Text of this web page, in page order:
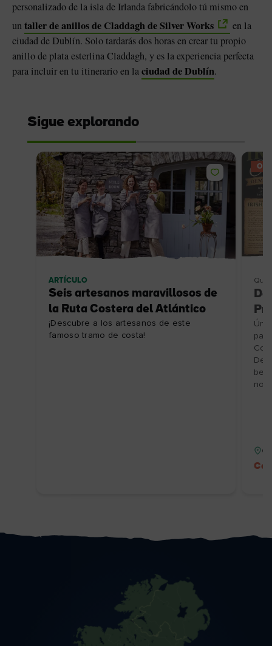
personalizado de la isla de Irlanda fabricándolo tú mismo en
untaller de anillos de Claddagh de Silver Works
en la
ciudad de Dublín. Solo tardarás dos horas en crear tu propio
anillo de plata esterlina Claddagh, y es la experiencia perfecta
para incluir en tu itinerario en laciudad de Dublín.
Sigue explorando
ARTÍCULO
Seis artesanos maravillosos de
la Ruta Costera del Atlántico
¡Descubre a los artesanos de este
famoso tramo de costa!
Qué
no